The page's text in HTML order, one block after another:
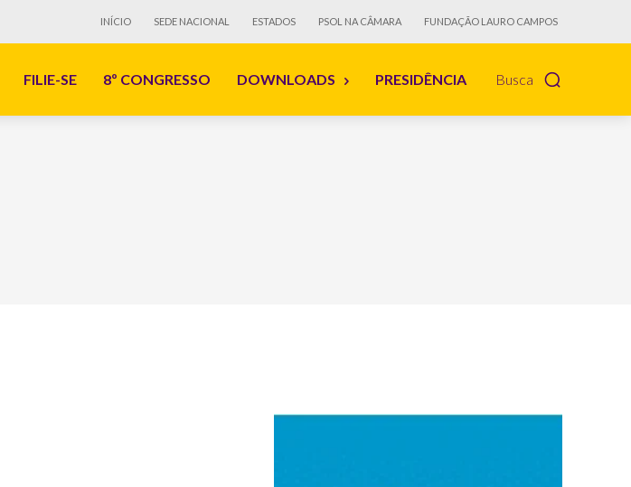
INÍCIO SEDE NACIONAL ESTADOS PSOL NA CÂMARA FUNDAÇÃO LAURO CAMPOS
Busca
FILIE-SE 8º CONGRESSO DOWNLOADS PRESIDÊNCIA